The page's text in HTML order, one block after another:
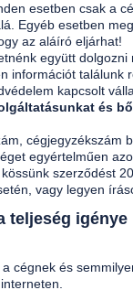
esetben csak a
Egyéb esetben
az aláíró eljárhat!
együtt dolgozni
információt találunk
kapcsolt
és
cégjegyzékszám
egyértelműen
szerződést
vagy legyen
teljeség igénye
cégnek és